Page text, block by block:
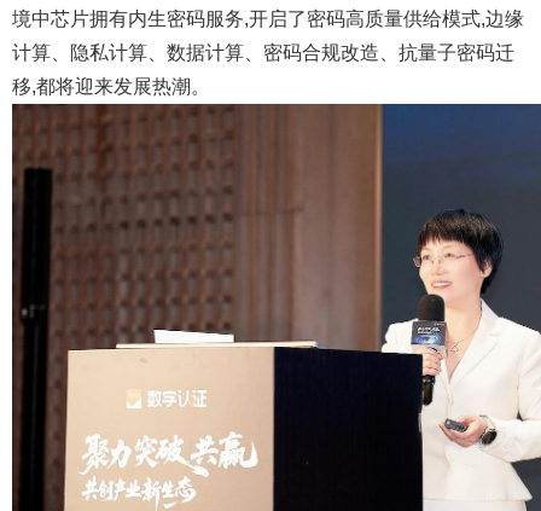
境中芯片拥有内生密码服务,开启了密码高质量供给模式,边缘
计算、隐私计算、数据计算、密码合规改造、抗量子密码迁
移,都将迎来发展热潮。